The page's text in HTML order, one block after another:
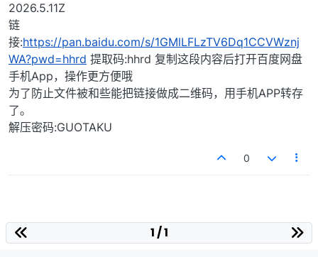
2026.5.11Z
链
接:https://pan.baidu.com/s/1GMlLFLzTV6Dq1CCVWznj
WA?pwd=hhrd 提取码:hhrd 复制这段内容后打开百度网盘
手机App，操作更方便哦
为了防止文件被和些能把链接做成二维码，用手机APP转存
了。
解压密码:GUOTAKU
0
1 / 1